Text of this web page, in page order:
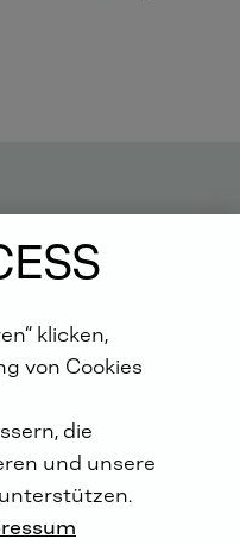
klicken,
von Cookies
die
und unsere